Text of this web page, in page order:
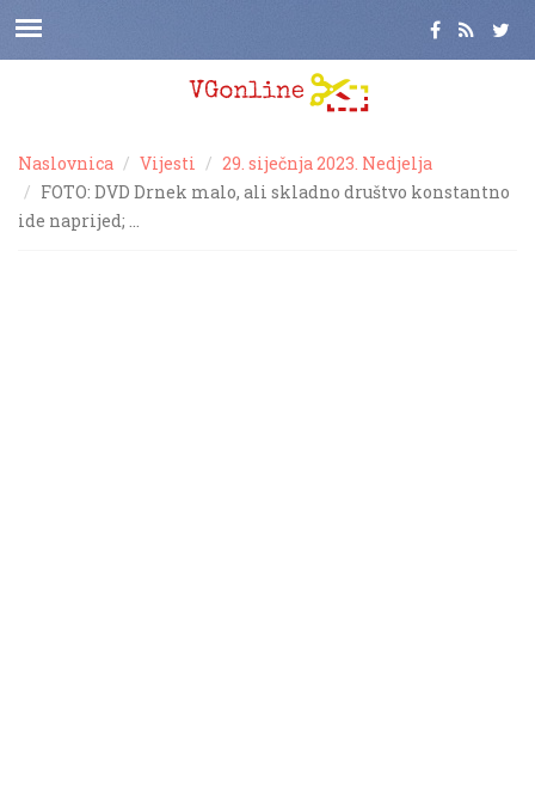
Naslovnica Vijesti
29. siječnja 2023. Nedjelja
FOTO: DVD Drnek malo, ali skladno društvo konstantno
ide naprijed; …